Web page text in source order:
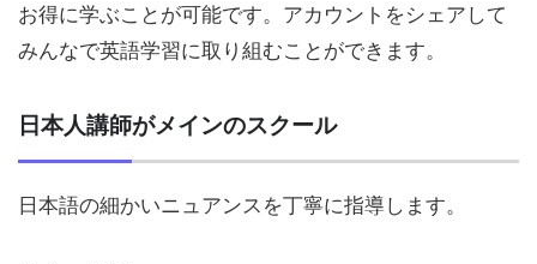
お得に学ぶことが可能です。アカウントをシェアして
みんなで英語学習に取り組むことができます。
日本人講師がメインのスクール
日本語の細かいニュアンスを丁寧に指導します。